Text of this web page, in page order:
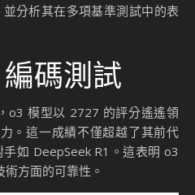
分析其在多項基準測試中的表
碼測試
o3 模型以 2727 的評分遙遙領
。這一成績不僅超越了其前代
如 DeepSeek R1。這表明 o3
方面的可靠性。